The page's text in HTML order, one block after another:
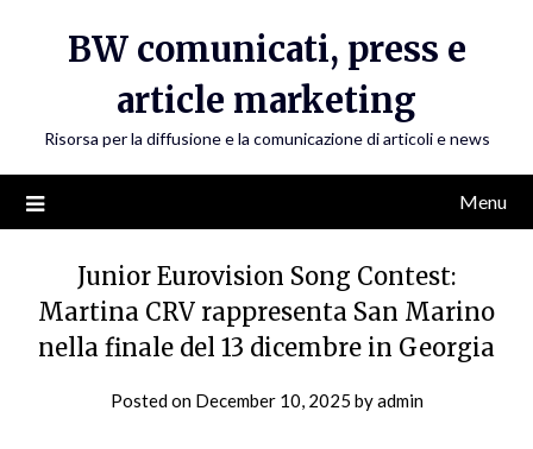
BW comunicati, press e
article marketing
Risorsa per la diffusione e la comunicazione di articoli e news
Menu
Junior Eurovision Song Contest:
Martina CRV rappresenta San Marino
nella finale del 13 dicembre in Georgia
Posted on December 10, 2025 byadmin